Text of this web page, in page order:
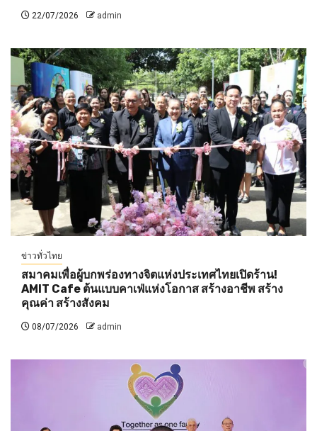
22/07/2026 admin
ข่าวทั่วไทย
สมาคมเพื่อผู้บกพร่องทางจิตแห่งประเทศไทยเปิดร้าน!
AMIT Cafe ต้นแบบคาเฟ่แห่งโอกาส สร้างอาชีพ สร้าง
คุณค่า สร้างสังคม
08/07/2026 admin